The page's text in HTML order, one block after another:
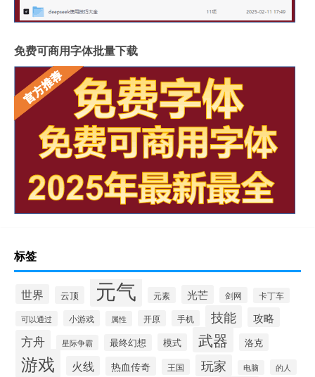
免费可商用字体批量下载
标签
世界 云顶 元气 元素 光芒 剑网 卡丁车
可以通过 小游戏 属性 开原 手机 技能 攻略
方舟 星际争霸 最终幻想 模式 武器 洛克
游戏 火线 热血传奇 王国 玩家 电脑 的人